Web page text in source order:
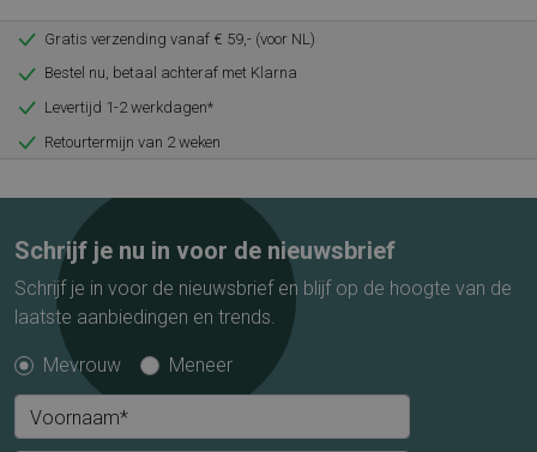
Gratis verzending vanaf € 59,- (voor NL)
Bestel nu, betaal achteraf met Klarna
Levertijd 1-2 werkdagen*
Retourtermijn van 2 weken
Schrijf je nu in voor de nieuwsbrief
Schrijf je in voor de nieuwsbrief en blijf op de hoogte van de
laatste aanbiedingen en trends.
Mevrouw Meneer
Voornaam*